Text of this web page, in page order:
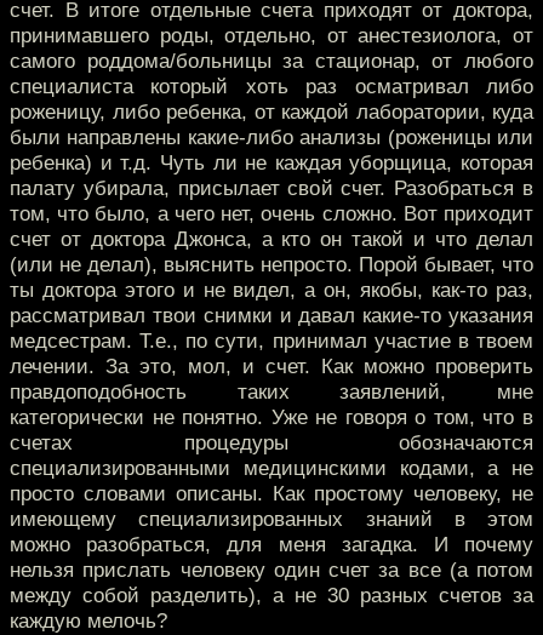
счет. В итоге отдельные счета приходят от доктора,
принимавшего роды, отдельно, от анестезиолога, от
самого роддома/больницы за стационар, от любого
специалиста который хоть раз осматривал либо
роженицу, либо ребенка, от каждой лаборатории, куда
были направлены какие-либо анализы (роженицы или
ребенка) и т.д. Чуть ли не каждая уборщица, которая
палату убирала, присылает свой счет. Разобраться в
том, что было, а чего нет, очень сложно. Вот приходит
счет от доктора Джонса, а кто он такой и что делал
(или не делал), выяснить непросто. Порой бывает, что
ты доктора этого и не видел, а он, якобы, как-то раз,
рассматривал твои снимки и давал какие-то указания
медсестрам. Т.е., по сути, принимал участие в твоем
лечении. За это, мол, и счет. Как можно проверить
правдоподобность таких заявлений, мне
категорически не понятно. Уже не говоря о том, что в
счетах процедуры обозначаются
специализированными медицинскими кодами, а не
просто словами описаны. Как простому человеку, не
имеющему специализированных знаний в этом
можно разобраться, для меня загадка. И почему
нельзя прислать человеку один счет за все (а потом
между собой разделить), а не 30 разных счетов за
каждую мелочь?